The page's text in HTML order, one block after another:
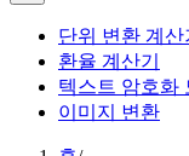
단위 변환 계산
환율 계산기
텍스트 암호화
이미지 변환